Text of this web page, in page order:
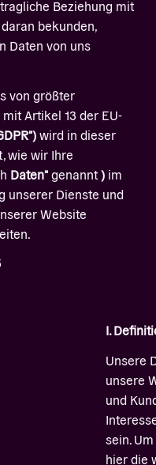
Beziehung mit
bekunden,
Daten von uns
von größter
Artikel 13 der EU-
wird in dieser
wie wir Ihre
Daten" genannt) im
unserer Dienste und
Website
I.
Unsere
unsere
und
sein.
hier die